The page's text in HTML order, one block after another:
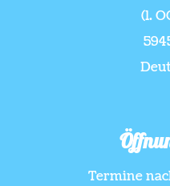
(1.
Termine